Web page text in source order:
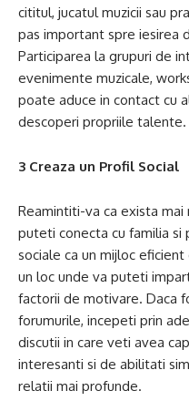
cititul, jucatul muzicii sau
pas important spre iesirea
Participarea la grupuri de
evenimente muzicale,
poate aduce in contact cu
descoperi propriile talente.
3 Creaza un Profil Social
Reamintiti-va ca exista
puteti conecta cu familia
sociale ca un mijloc
un loc unde va puteti
factorii de motivare. Daca
forumurile, incepeti prin
discutii in care veti avea
interesanti si de abilitati
relatii mai profunde.